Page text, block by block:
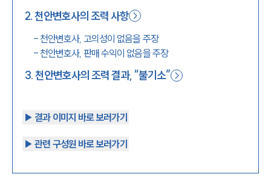
2.천안변호사의 조력 사항
- 천안변호사, 고의성이 없음을 주장
- 천안변호사, 판매 수익이 없음을 주장
3.천안변호사의 조력 결과, “불기소”
▶︎ 결과 이미지 바로 보러가기
▶︎ 관련 구성원 바로 보러가기